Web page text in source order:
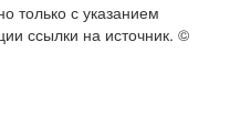
только с указанием
ссылки на источник. ©